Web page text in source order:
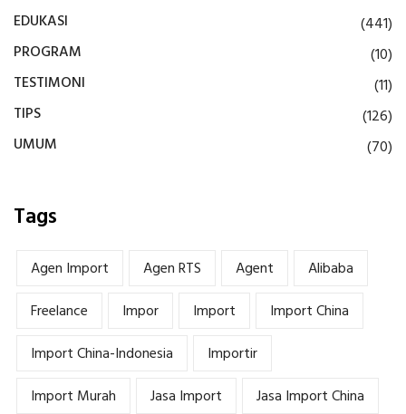
EDUKASI
(441)
PROGRAM
(10)
TESTIMONI
(11)
TIPS
(126)
UMUM
(70)
Tags
Agen Import Agen RTS Agent
Alibaba
Freelance
Impor Import
Import China
Import China-Indonesia
Importir
Import Murah
Jasa Import
Jasa Import China